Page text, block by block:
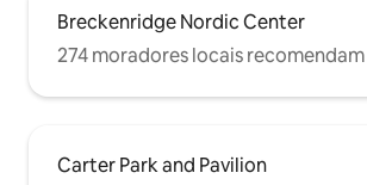
Breckenridge Nordic Center
274 moradores locais recomendam
Carter Park and Pavilion